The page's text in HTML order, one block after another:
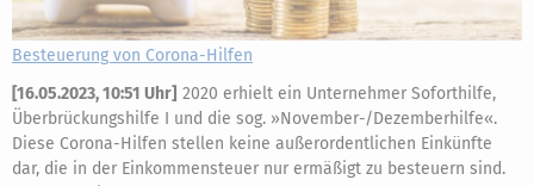
Besteuerung von Corona-Hilfen
[16.05.2023, 10:51 Uhr] 2020 erhielt ein Unternehmer Soforthilfe,
Überbrückungshilfe I und die sog. »November-/Dezemberhilfe«.
Diese Corona-Hilfen stellen keine außerordentlichen Einkünfte
dar, die in der Einkommensteuer nur ermäßigt zu besteuern sind.